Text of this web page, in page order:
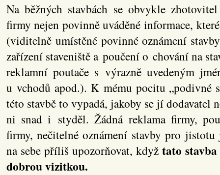
Na běžných stavbách se obvykle
firmy nejen povinně uváděné informace,
(viditelně umístěné povinné oznámení
zařízení staveniště a poučení o chování na
reklamní poutače s výrazně uvedeným
u vchodů apod.). K mému pocitu „podivné
této stavbě to vypadá, jakoby se jí dodavatel
ni snad i styděl. Žádná reklama firmy,
firmy, nečitelné oznámení stavby pro
na sebe příliš upozorňovat, když tato
dobrou vizitkou.